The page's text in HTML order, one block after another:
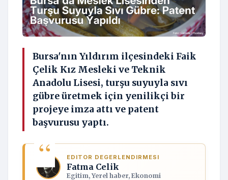
Bursa'nın Yıldırım ilçesindeki Faik
Çelik Kız Mesleki ve Teknik
Anadolu Lisesi, turşu suyuyla sıvı
gübre üretmek için yenilikçi bir
projeye imza attı ve patent
başvurusu yaptı.
EDITOR DEGERLENDIRMESI
Fatma Celik
Egitim, Yerel haber, Ekonomi